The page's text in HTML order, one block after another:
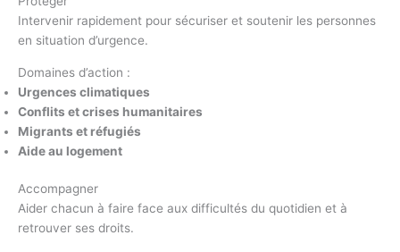
Intervenir rapidement pour sécuriser et soutenir les personnes
en situation d’urgence.
Domaines d’action :
Urgences climatiques
Conflits et crises humanitaires
Migrants et réfugiés
Aide au logement
Accompagner
Aider chacun à faire face aux difficultés du quotidien et à
retrouver ses droits.